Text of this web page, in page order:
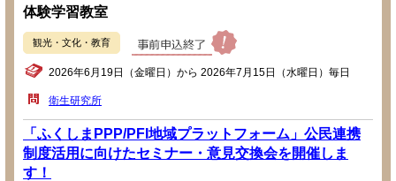
体験学習教室
観光・文化・教育
2026年6月19日（金曜日）から 2026年7月15日（水曜日）毎日
衛生研究所
「ふくしまPPP/PFI地域プラットフォーム」公民連携
制度活用に向けたセミナー・意見交換会を開催しま
す！